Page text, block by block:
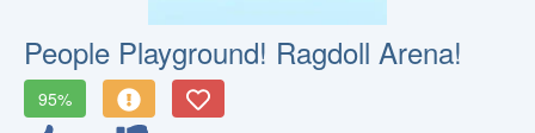
People Playground! Ragdoll Arena!
95%